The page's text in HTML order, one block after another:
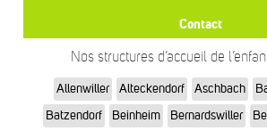
Contact
Nos structures d’accueil de
Allenwiller Alteckendorf Aschbach
Batzendorf
Beinheim Bernardswiller